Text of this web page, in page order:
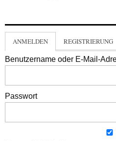
ANMELDEN REGISTRIERUNG
Benutzername oder E-Mail-
Passwort